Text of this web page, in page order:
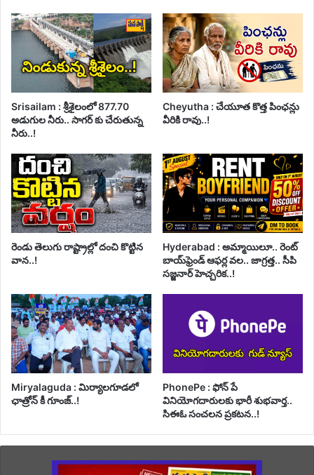
Srisailam : శ్రీశైలంలో 877.70
అడుగుల నీరు.. సాగర్ కు చేరుతున్న
నీరు..!
Cheyutha : చేయూత కొత్త పింఛన్లు
వీరికి రావు..!
రెండు తెలుగు రాష్ట్రాల్లో దంచి కొట్టిన
వాన..!
Hyderabad : అమ్మాయిలూ.. రెంట్
బాయ్‌ఫ్రెండ్ ఆఫర్ల వల.. జాగ్రత్త.. సీపి
సజ్జనార్ హెచ్చరిక..!
Miryalaguda : మిర్యాలగూడలో
ఛాత్రోన్ కీ గూంజ్..!
PhonePe : ఫోన్ పే
వినియోగదారులకు భారీ శుభవార్త..
సిఈఓ సంచలన ప్రకటన..!